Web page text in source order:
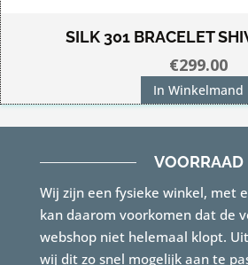
SILK 301 BRACELET
€299.00
In Winkelmand
VOORRAAD
Wij zijn een fysieke winkel, met
kan daarom voorkomen dat de
webshop niet helemaal klopt.
wij dit zo snel mogelijk aan te